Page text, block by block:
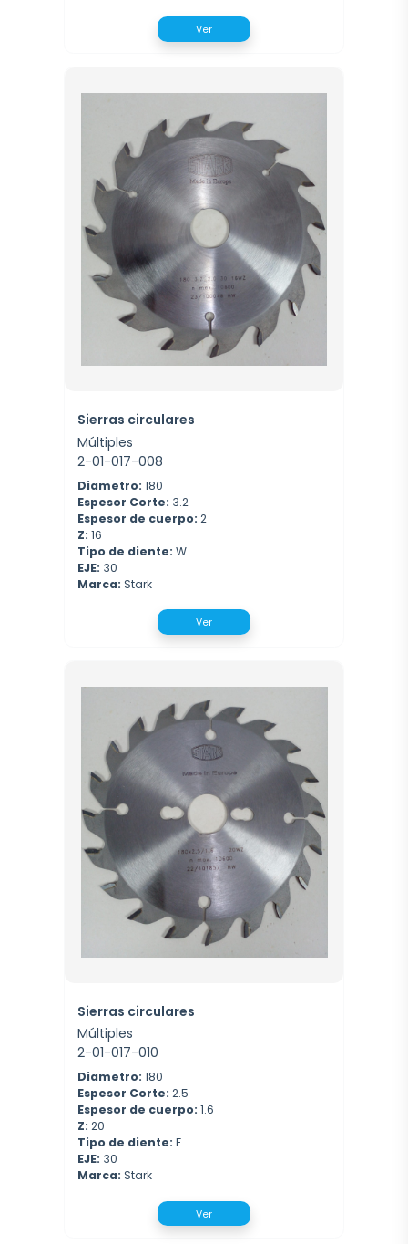
Ver
Sierras circulares
Múltiples
2-01-017-008
Diametro: 180
Espesor Corte: 3.2
Espesor de cuerpo: 2
Z: 16
Tipo de diente: W
EJE: 30
Marca: Stark
Ver
Sierras circulares
Múltiples
2-01-017-010
Diametro: 180
Espesor Corte: 2.5
Espesor de cuerpo: 1.6
Z: 20
Tipo de diente: F
EJE: 30
Marca: Stark
Ver